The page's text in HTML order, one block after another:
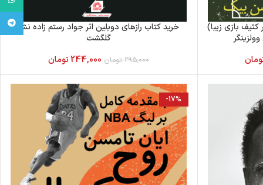
بازی زیبا)
خرید کتاب رازهای دوبلین اثر جواد رستم زاده نشر
گلگشت
295,000 تومان 244,000تومان
-17%